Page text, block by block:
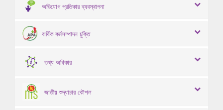
অভিযোগ প্রতিকার ব্যবস্থাপনা
বার্ষিক কর্মসম্পাদন চুক্তি
তথ্য অধিকার
জাতীয় শুদ্ধাচার কৌশল